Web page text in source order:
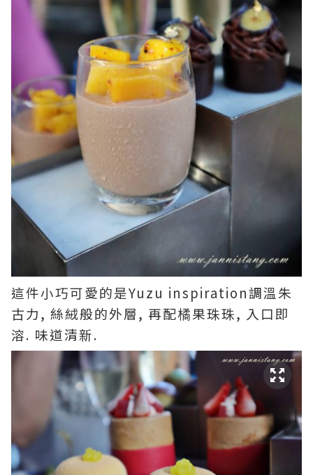
這件小巧可愛的是Yuzu inspiration調溫朱
古力, 絲絨般的外層, 再配橘果珠珠, 入口即
溶. 味道清新.